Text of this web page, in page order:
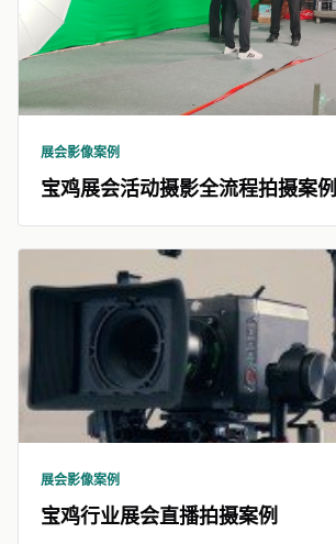
展会影像案例
宝鸡展会活动摄影全流程拍摄案例
展会影像案例
宝鸡行业展会直播拍摄案例